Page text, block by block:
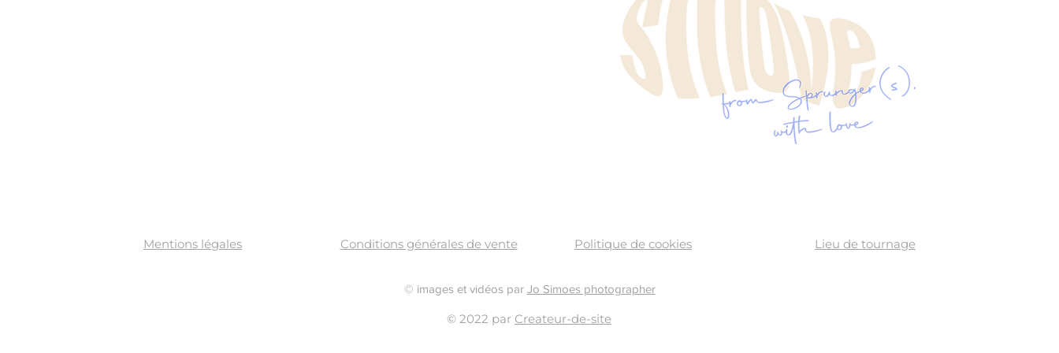
Mentions légales Conditions générales de vente Politique de cookies Lieu de tournage
© images et vidéos par Jo Simoes photographer
© 2022 par Createur-de-site